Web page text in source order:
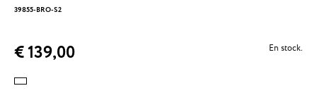
39855-BRO-S2
€ 139,00 En stock.